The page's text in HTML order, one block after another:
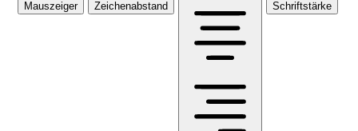
Mauszeiger Zeichenabstand Schriftstärke